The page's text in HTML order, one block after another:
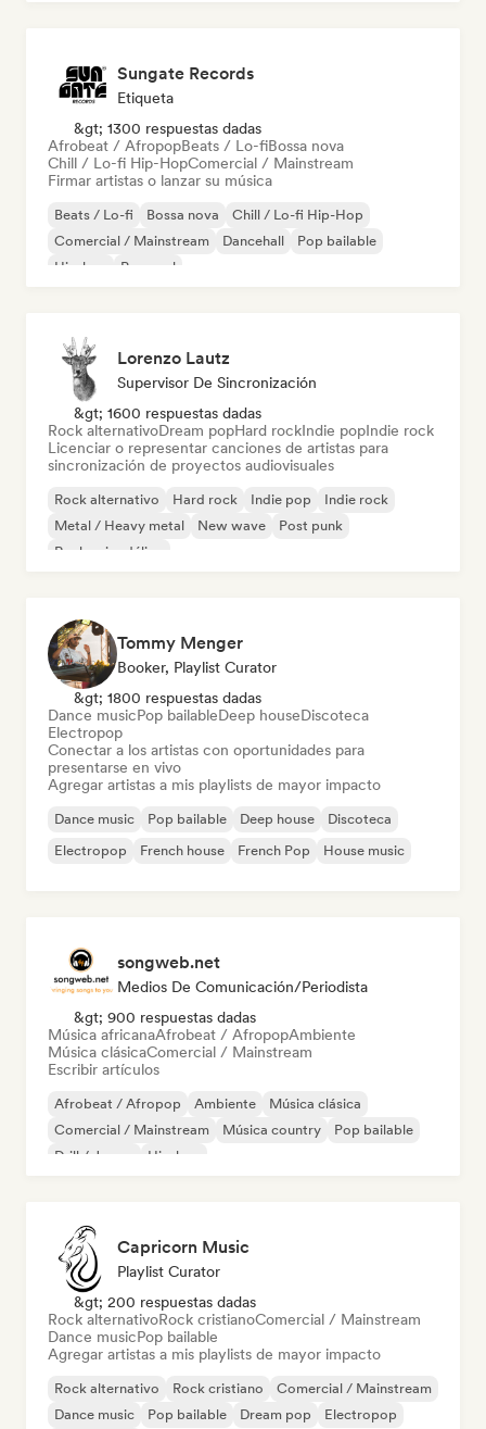
Sungate Records
Etiqueta
&gt; 1300 respuestas dadas
Afrobeat / AfropopBeats / Lo-fiBossa nova
Chill / Lo-fi Hip-HopComercial / Mainstream
Firmar artistas o lanzar su música
Beats / Lo-fi Bossa nova
Chill / Lo-fi Hip-Hop
Comercial / Mainstream
Dancehall
Pop bailable
Hip-hop
Pop soul
Lorenzo Lautz
Supervisor De Sincronización
&gt; 1600 respuestas dadas
Rock alternativoDream popHard rockIndie popIndie rock
Licenciar o representar canciones de artistas para
sincronización de proyectos audiovisuales
Rock alternativo Hard rock Indie pop
Indie rock
Metal / Heavy metal
New wave
Post punk
Rock psicodélico
Tommy Menger
Booker, Playlist Curator
&gt; 1800 respuestas dadas
Dance musicPop bailableDeep houseDiscoteca
Electropop
Conectar a los artistas con oportunidades para
presentarse en vivo
Agregar artistas a mis playlists de mayor impacto
Dance music Pop bailable Deep house
Discoteca
Electropop
French house French Pop House music
songweb.net
Medios De Comunicación/Periodista
&gt; 900 respuestas dadas
Música africanaAfrobeat / AfropopAmbiente
Música clásicaComercial / Mainstream
Escribir artículos
Afrobeat / Afropop Ambiente
Música clásica
Comercial / Mainstream
Música country
Pop bailable
Drill / Jersey
Hip-hop
Capricorn Music
Playlist Curator
&gt; 200 respuestas dadas
Rock alternativoRock cristianoComercial / Mainstream
Dance musicPop bailable
Agregar artistas a mis playlists de mayor impacto
Rock alternativo Rock cristiano
Comercial / Mainstream
Dance music
Pop bailable Dream pop Electropop